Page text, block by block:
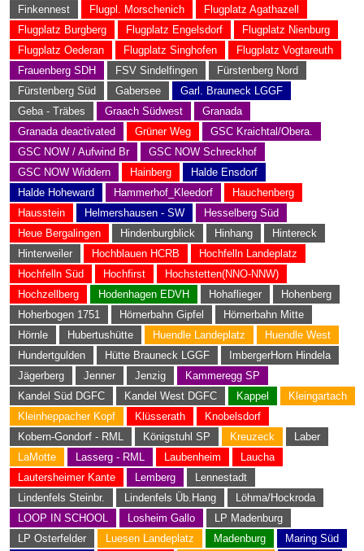
Finkennest
Flugpl. Morschenich
Flugplatz Agathazell
Flugplatz Burgberg
Flugplatz Engelsdorf
Flugplatz Nienburg
Flugplatz Oederan
Flugplatz Singhofen
Flugplatz Vogtareuth
Frauenberg SDH
FSV Sindelfingen
Fürstenberg Nord
Fürstenberg Süd
Gabersee
Garl. Brauneck LGGF
Geba - Träbes
Graach Südwest
Granada
Granada deactivated
Grüner Weg
GSC Kraichtal/Obera.
GSC NOW / Aufwind Br
GSC NOW Schreckhof
GSC NOW Widdern
Hainberg
Halde Ensdorf
Halde Hoheward
Hammerhof_Kleedorf
Hauchenberg
Hausstein
Helmershausen - SW
Hesselberg Süd
Heue Bergalingen
Hindenburgblick Hinhang
Hintereck
Hinterweiler
Hochblauen HCRB
Hochfelln Landeplatz
Hochfelln Süd
Hochfirst
Hochstetten(NNO-NNW)
Hochzellberg
Hodenhagen EDVH Hohaflieger
Hohenberg
Hoherbogen 1751
Hörnerbahn Gipfel
Hörnerbahn Mitte
Hörnle
Hubertushütte Huendle Landeplatz
Huendle West
Hundertgulden
Hütte Brauneck LGGF
ImbergerHorn Hindela
Jägerberg
Jenner Jenzig
Kammeregg SP
Kandel Süd DGFC
Kandel West DGFC Kappel
Kleingartach
Kleinheppacher Kopf
Klüsserath
Knobelsdorf
Kobern-Gondorf - RML
Königstuhl SP Kreuzeck
Laber
LaMotte
Lasserg - RML Laubenheim
Laucha
Lautersheimer Kante
Lemberg
Lennestadt
Lindenfels Steinbr.
Lindenfels Üb.Hang
Löhma/Hockroda
LOOP IN SCHOOL
Losheim Gallo
LP Madenburg
LP Osterfelder
Luesen Landeplatz Madenburg
Maring Süd